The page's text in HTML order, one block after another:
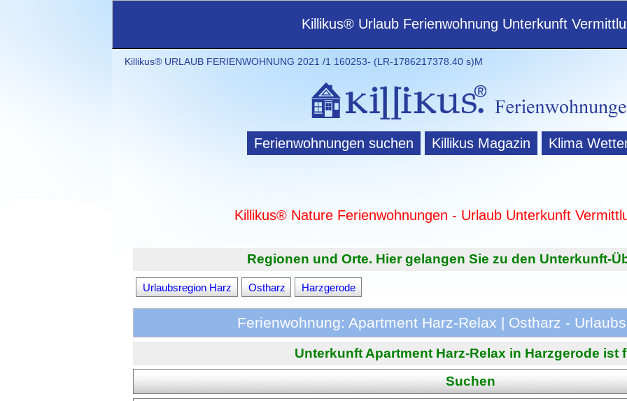
Killikus® Urlaub Ferienwohnung Unterkunft
Killikus® URLAUB FERIENWOHNUNG 2021 /1 160253- (LR-1786217378.40 s)M
Ferienwohnungen suchen Killikus Magazin Klima
Killikus® Nature Ferienwohnungen - Urlaub Unterkunft
Regionen und Orte. Hier gelangen Sie zu den Unterkunft-
Urlaubsregion Harz Ostharz Harzgerode
Ferienwohnung: Apartment Harz-Relax | Ostharz -
Unterkunft Apartment Harz-Relax in Harzgerode ist
Suchen